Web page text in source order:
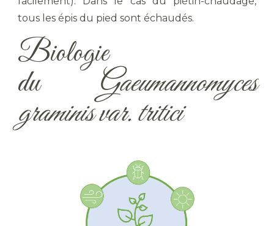
tous les épis du pied sont échaudés.
Biologie
du Gaeumannomyces
graminis var. tritici